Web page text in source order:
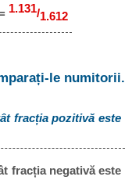
1.131/1.612
le numitorii.
fracția pozitivă este
fracția negativă este